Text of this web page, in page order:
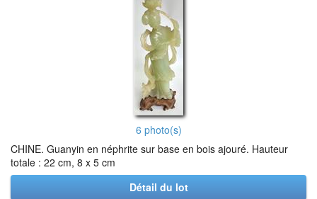
6 photo(s)
CHINE. Guanyin en néphrite sur base en bois ajouré. Hauteur
totale : 22 cm, 8 x 5 cm
Détail du lot